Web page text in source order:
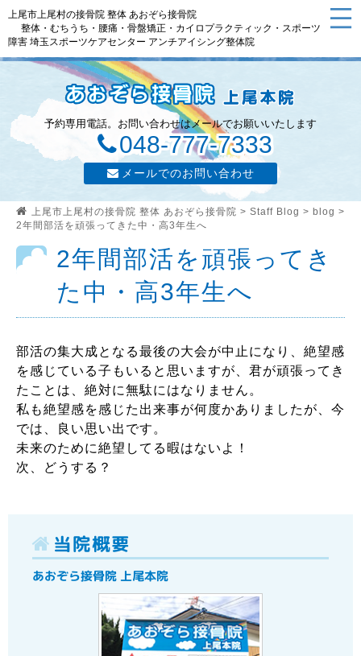
上尾市上尾村の接骨院 整体 あおぞら接骨院
整体・むちうち・腰痛・骨盤矯正・カイロプラクティック・スポーツ
障害 埼玉スポーツケアセンター アンチアイシング整体院
予約専用電話。お問い合わせはメールでお願いいたします
048-777-7333
メールでのお問い合わせ
上尾市上尾村の接骨院 整体 あおぞら接骨院 > Staff Blog > blog >
2年間部活を頑張ってきた中・高3年生へ
2年間部活を頑張ってき
た中・高3年生へ
部活の集大成となる最後の大会が中止になり、絶望感
を感じている子もいると思いますが、君が頑張ってき
たことは、絶対に無駄にはなりません。
私も絶望感を感じた出来事が何度かありましたが、今
では、良い思い出です。
未来のために絶望してる暇はないよ！
次、どうする？
当院概要
あおぞら接骨院 上尾本院